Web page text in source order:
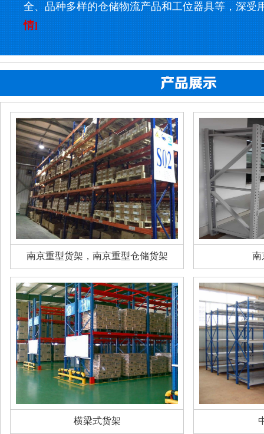
全、品种多样的仓储物流产品和工位器具等，深受
情]
南京重型货架，南京重型仓储货架 南
横梁式货架